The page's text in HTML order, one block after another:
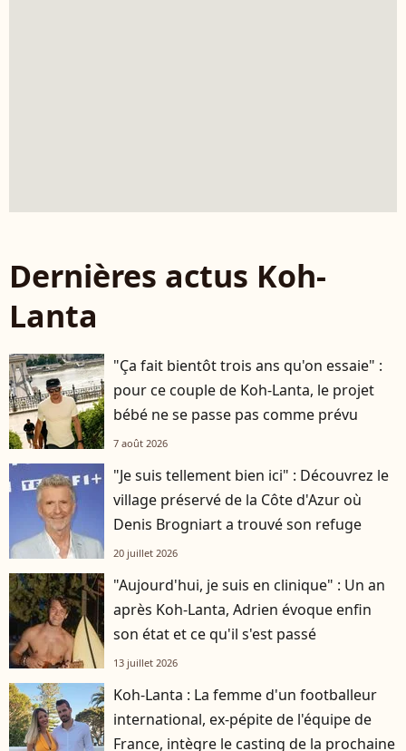
Dernières actus Koh-
Lanta
"Ça fait bientôt trois ans qu'on essaie" :
pour ce couple de Koh-Lanta, le projet
bébé ne se passe pas comme prévu
7 août 2026
"Je suis tellement bien ici" : Découvrez le
village préservé de la Côte d'Azur où
Denis Brogniart a trouvé son refuge
20 juillet 2026
"Aujourd'hui, je suis en clinique" : Un an
après Koh-Lanta, Adrien évoque enfin
son état et ce qu'il s'est passé
13 juillet 2026
Koh-Lanta : La femme d'un footballeur
international, ex-pépite de l'équipe de
France, intègre le casting de la prochaine